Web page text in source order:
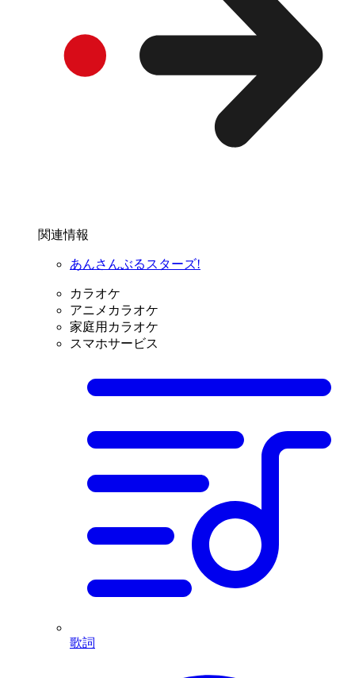
関連情報
あんさんぶるスターズ!
カラオケ
アニメカラオケ
家庭用カラオケ
スマホサービス
歌詞